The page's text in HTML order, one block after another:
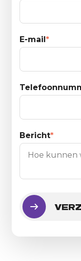
E-mail*
Bericht*